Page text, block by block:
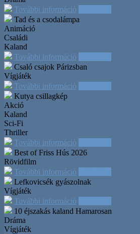
További információ
Tad és a csodalámpa
Animáció
Családi
Kaland
További információ
Csaló csajok Párizsban
Vígjáték
További információ
Kutya csillagkép
Akció
Kaland
Sci-Fi
Thriller
További információ
Best of Friss Hús 2026
Rövidfilm
További információ
Lefkovicsék gyászolnak
Vígjáték
További információ
10 éjszakás kaland Hamarosan
Dráma
Vígjáték